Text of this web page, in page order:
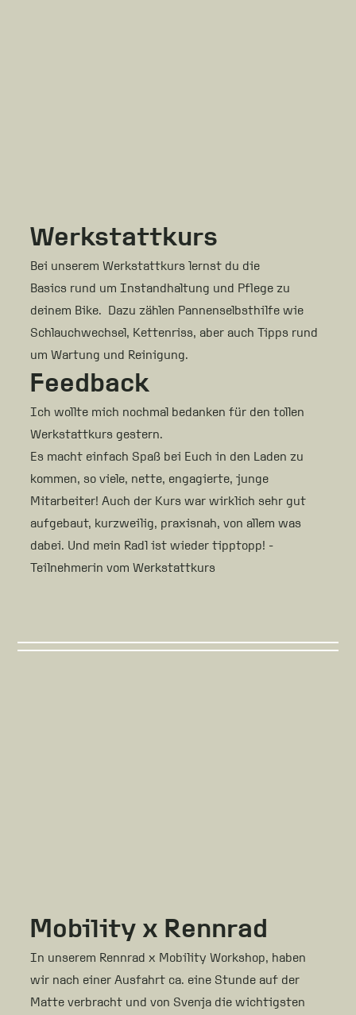
Werkstattkurs
Bei unserem Werkstattkurs lernst du die
Basics rund um Instandhaltung und Pflege zu
deinem Bike. Dazu zählen Pannenselbsthilfe wie
Schlauchwechsel, Kettenriss, aber auch Tipps rund
um Wartung und Reinigung.
Feedback
Ich wollte mich nochmal bedanken für den tollen
Werkstattkurs gestern.
Es macht einfach Spaß bei Euch in den Laden zu
kommen, so viele, nette, engagierte, junge
Mitarbeiter! Auch der Kurs war wirklich sehr gut
aufgebaut, kurzweilig, praxisnah, von allem was
dabei. Und mein Radl ist wieder tipptopp! -
Teilnehmerin vom Werkstattkurs
Mobility x Rennrad
In unserem Rennrad x Mobility Workshop, haben
wir nach einer Ausfahrt ca. eine Stunde auf der
Matte verbracht und von Svenja die wichtigsten